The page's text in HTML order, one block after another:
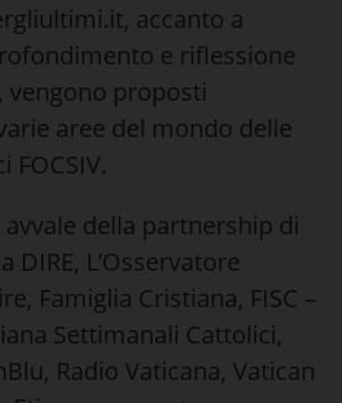
accanto a
e riflessione
vengono proposti
aree del mondo delle
FOCSIV.
avvale della partnership di
DIRE, L’Osservatore
Famiglia Cristiana, FISC –
Settimanali Cattolici,
Radio Vaticana, Vatican